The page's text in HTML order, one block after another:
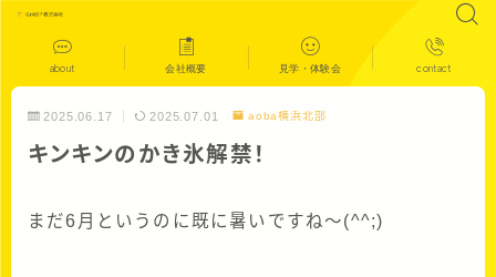
about 会社概要 見学・体験会 contact
2025.06.17 2025.07.01 aoba横浜北部
キンキンのかき氷解禁！
まだ6月というのに既に暑いですね～(^^;)